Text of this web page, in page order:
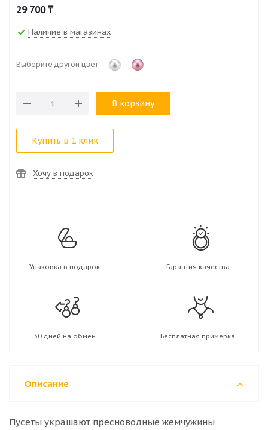
29 700₸
Наличие в магазинах
Выберите другой цвет
В корзину
Купить в 1 клик
Хочу в подарок
Упаковка в подарок Гарантия качества
30 дней на обмен Бесплатная примерка
Описание
Пусеты украшают пресноводные жемчужины